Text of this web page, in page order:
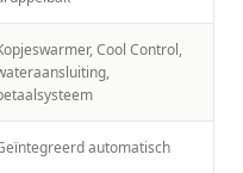
Cool Control,
automatisch